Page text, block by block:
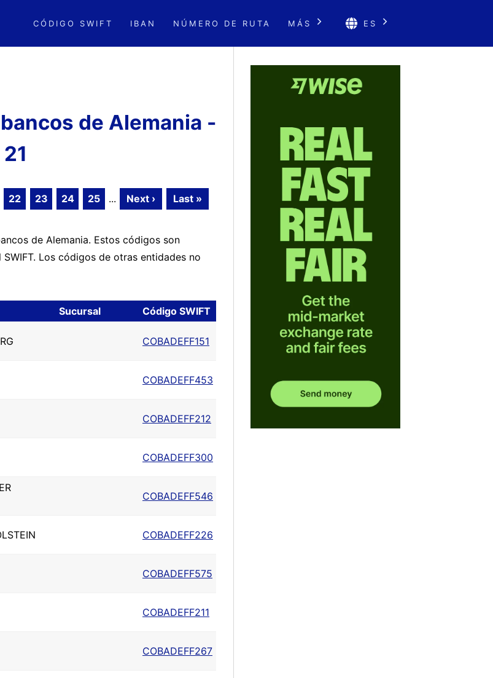
CÓDIGO SWIFT IBAN NÚMERO DE RUTA MÁS ES
de Alemania -
22 23 24 25 ... Next › Last »
de Alemania. Estos códigos son
Los códigos de otras entidades no
Sucursal Código SWIFT
COBADEFF151
COBADEFF453
COBADEFF212
COBADEFF300
COBADEFF546
COBADEFF226
COBADEFF575
COBADEFF211
COBADEFF267